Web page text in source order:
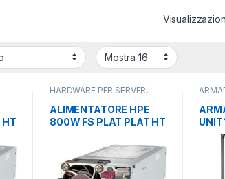
HT
HARDWARE PER SERVER,
ALIMENTATORE HPE
800W FS PLAT PLAT HT